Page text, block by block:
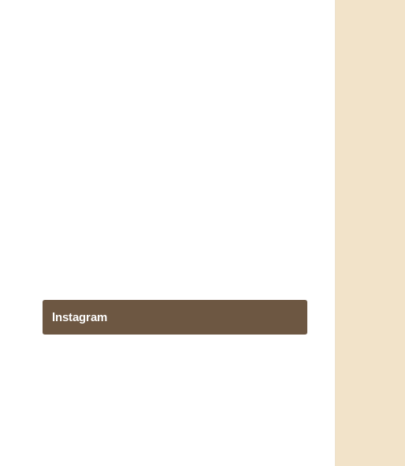
Instagram